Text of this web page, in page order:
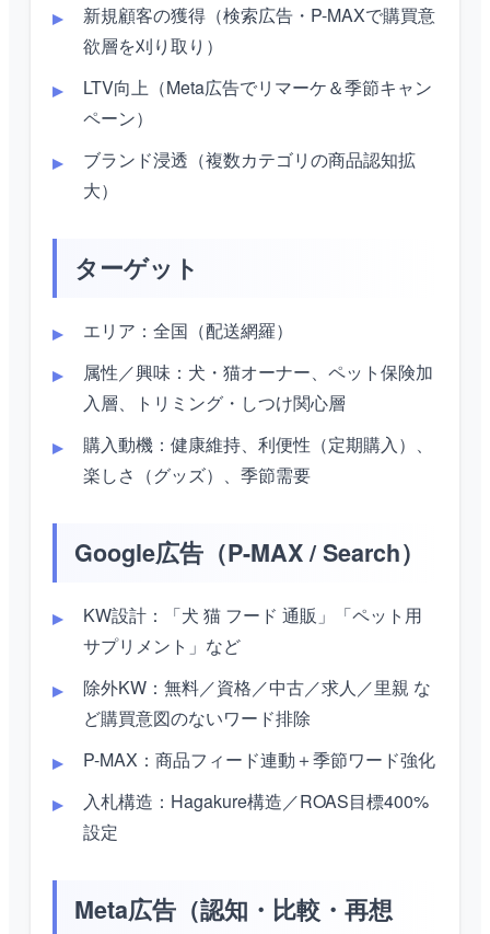
新規顧客の獲得（検索広告・P-MAXで購買意
欲層を刈り取り）
LTV向上（Meta広告でリマーケ＆季節キャン
ペーン）
ブランド浸透（複数カテゴリの商品認知拡
大）
ターゲット
エリア：全国（配送網羅）
属性／興味：犬・猫オーナー、ペット保険加
入層、トリミング・しつけ関心層
購入動機：健康維持、利便性（定期購入）、
楽しさ（グッズ）、季節需要
Google広告（P-MAX / Search）
KW設計：「犬 猫 フード 通販」「ペット用
サプリメント」など
除外KW：無料／資格／中古／求人／里親 な
ど購買意図のないワード排除
P-MAX：商品フィード連動＋季節ワード強化
入札構造：Hagakure構造／ROAS目標400%
設定
Meta広告（認知・比較・再想